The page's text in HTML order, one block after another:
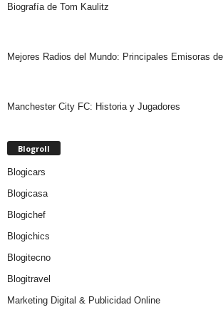
Biografía de Tom Kaulitz
Mejores Radios del Mundo: Principales Emisoras
Manchester City FC: Historia y Jugadores
Blogroll
Blogicars
Blogicasa
Blogichef
Blogichics
Blogitecno
Blogitravel
Marketing Digital & Publicidad Online